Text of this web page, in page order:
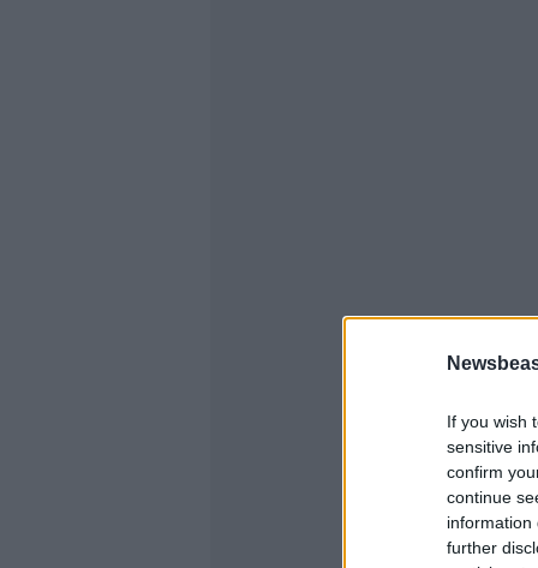
If you wish
sensitive
confirm
continue
information
further